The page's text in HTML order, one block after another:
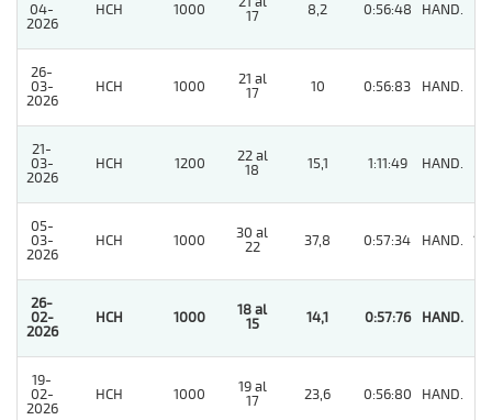
04-
2026
HCH 1000
17
8,2 0:56:48 HAND.
26-
03-
2026
HCH 1000
21 al
17
10 0:56:83 HAND.
21-
03-
2026
HCH 1200
22 al
18
15,1 1:11:49 HAND.
05-
03-
2026
HCH 1000
30 al
22
37,8 0:57:34 HAND. 10
26-
02-
2026
HCH 1000
18 al
15
14,1 0:57:76 HAND.
19-
02-
2026
HCH 1000
19 al
17
23,6 0:56:80 HAND.